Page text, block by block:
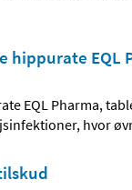
hippurate
EQL Pharma,
hvor